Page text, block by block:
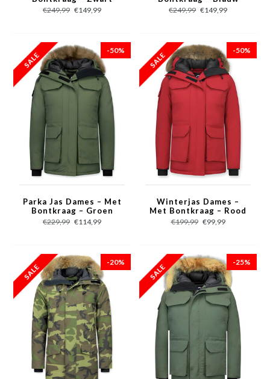
€249,99 €149,99 €249,99 €149,99
-50%
Parka Jas Dames – Met
Bontkraag – Groen
€229,99 €114,99
-50%
Winterjas Dames –
Met Bontkraag – Rood
€199,99 €99,99
-20% -25%